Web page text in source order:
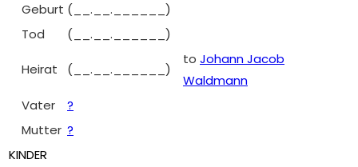
Geburt (__.__.______)
Tod
(__.__.______)
Heirat (__.__.______)
to Johann Jacob
Waldmann
Vater
?
Mutter ?
KINDER